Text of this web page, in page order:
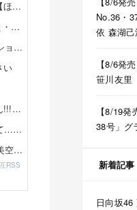
【動画・画像】田村保乃・守屋麗奈・大園玲の制服姿！【ほのす・れなぁ・ぞの】【櫻坂46】 他
THE TIMEの一ノ瀬美空ちゃん、ガチでかわいすぎていた・・・
8/5配信『猫舌SHOWROOM』菅原咲月＆中西アルノの2ショット2枚！！【乃木坂46】
い
林瑠奈ちゃんの巧みな話術とそれを見抜く池田瑛紗ちゃん!!!【乃木坂46】
【櫻坂46】レミノスペシャルシート、メンバーと近すぎて…【全国ツアー2026】
池田瑛紗 乃木坂46 #冨里奈央 #菅原咲月 #shorts 一ノ瀬美空 五百城茉央 瀬戸口心月 奥の反応まとめ
RSS
No.36・
依 森湖己
【8/6発
笹川友里
【8/19
38号」グ
新着記事
日向坂